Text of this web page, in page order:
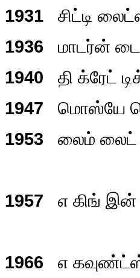
1931
சிட்டி
1936
மாடர்ன்
1940
தி க்ரேட்
1947 மொஸ்யே
1953
லைம் லைட்
1957 எ கிங் இன்
1966 எ